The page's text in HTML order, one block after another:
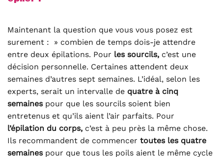
Maintenant la question que vous vous posez est
surement : » combien de temps dois-je attendre
entre deux épilations. Pour les sourcils, c’est une
décision personnelle. Certaines attendent deux
semaines d’autres sept semaines. L’idéal, selon les
experts, serait un intervalle de quatre à cinq
semainespour que les sourcils soient bien
entretenus et qu’ils aient l’air parfaits. Pour
l’épilation du corps, c’est à peu près la même chose.
Ils recommandent de commencer toutes les quatre
semainespour que tous les poils aient le même cycle